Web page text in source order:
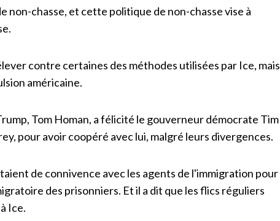
non-chasse, et cette politique de non-chasse vise à
contre certaines des méthodes utilisées par Ice, mais
américaine.
Tom Homan, a félicité le gouverneur démocrate Tim
pour avoir coopéré avec lui, malgré leurs divergences.
de connivence avec les agents de l'immigration pour
des prisonniers. Et il a dit que les flics réguliers
Ice.